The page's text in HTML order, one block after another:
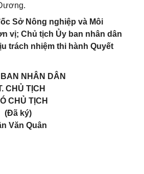
Sở Nông nghiệp và Môi
vị; Chủ tịch Ủy ban nhân dân
trách nhiệm thi hành Quyết
NHÂN DÂN
CHỦ TỊCH
CHỦ TỊCH
(Đã ký)
Văn Quân